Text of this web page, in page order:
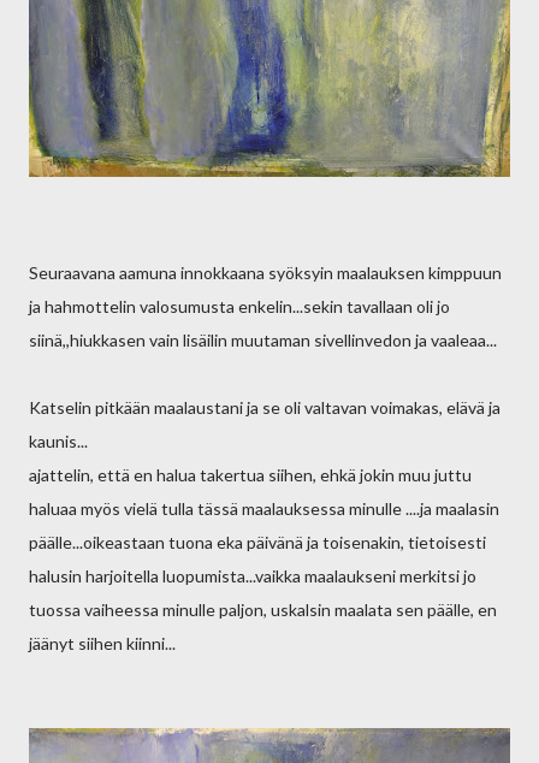
Seuraavana aamuna innokkaana syöksyin maalauksen kimppuun
ja hahmottelin valosumusta enkelin...sekin tavallaan oli jo
siinä,,hiukkasen vain lisäilin muutaman sivellinvedon ja vaaleaa...
Katselin pitkään maalaustani ja se oli valtavan voimakas, elävä ja
kaunis...
ajattelin, että en halua takertua siihen, ehkä jokin muu juttu
haluaa myös vielä tulla tässä maalauksessa minulle ....ja maalasin
päälle...oikeastaan tuona eka päivänä ja toisenakin, tietoisesti
halusin harjoitella luopumista...vaikka maalaukseni merkitsi jo
tuossa vaiheessa minulle paljon, uskalsin maalata sen päälle, en
jäänyt siihen kiinni...